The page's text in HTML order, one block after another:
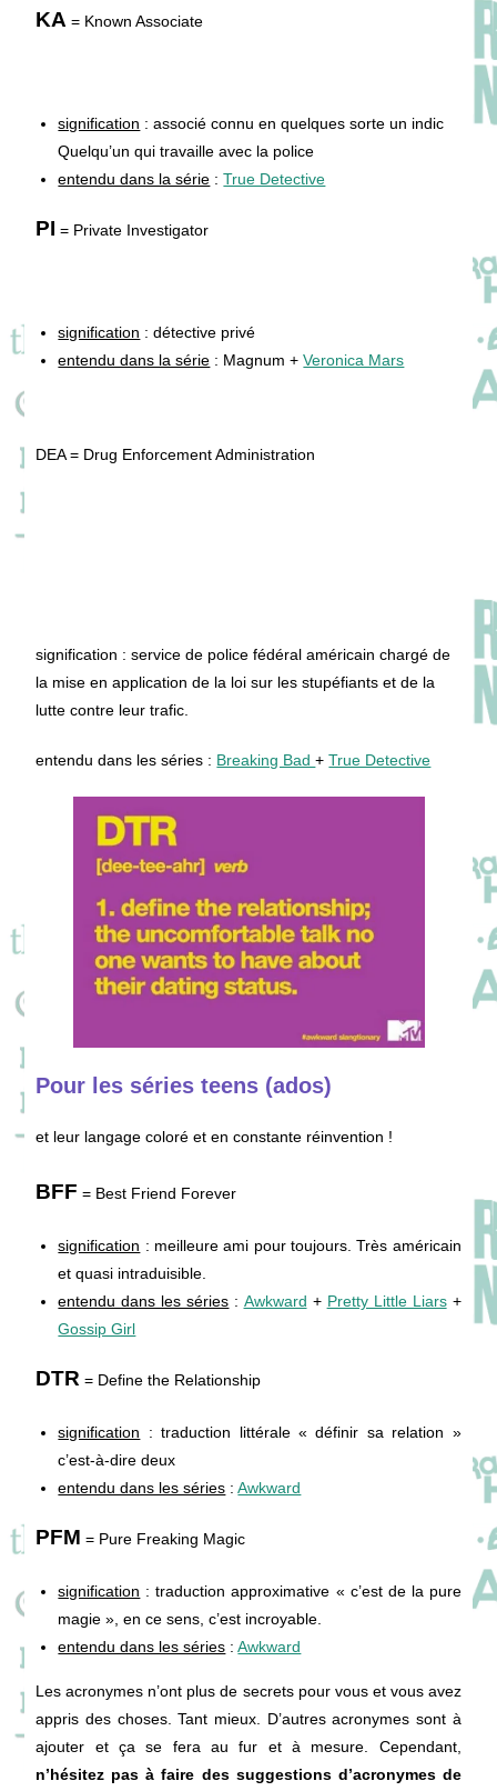
KA = Known Associate
signification : associé connu en quelques sorte un indic
Quelqu’un qui travaille avec la police
entendu dans la série :True Detective
PI = Private Investigator
signification : détective privé
entendu dans la série : Magnum +Veronica Mars
DEA = Drug Enforcement Administration
signification : service de police fédéral américain chargé de
la mise en application de la loi sur les stupéfiants et de la
lutte contre leur trafic.
entendu dans les séries : Breaking Bad+True Detective
Pour les séries teens (ados)
et leur langage coloré et en constante réinvention !
BFF = Best Friend Forever
signification : meilleure ami pour toujours. Très américain
et quasi intraduisible.
entendu dans les séries : Awkward + Pretty Little Liars+
Gossip Girl
DTR = Define the Relationship
signification : traduction littérale « définir sa relation »
c’est-à-dire deux
entendu dans les séries :Awkward
PFM = Pure Freaking Magic
signification : traduction approximative « c’est de la pure
magie », en ce sens, c’est incroyable.
entendu dans les séries :Awkward
Les acronymes n’ont plus de secrets pour vous et vous avez
appris des choses. Tant mieux. D’autres acronymes sont à
ajouter et ça se fera au fur et à mesure. Cependant,
n’hésitez pas à faire des suggestions d’acronymes de